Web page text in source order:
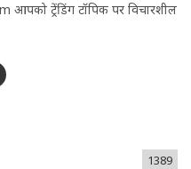
आपको ट्रेंडिंग टॉपिक पर विचारशील
1389